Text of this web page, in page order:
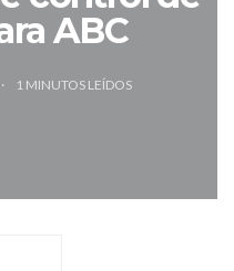
ABC
1 MINUTOS LEÍDOS